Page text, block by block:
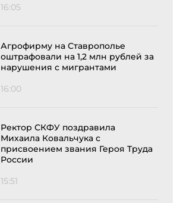
16:05
Агрофирму на Ставрополье
оштрафовали на 1,2 млн рублей за
нарушения с мигрантами
16:00
Ректор СКФУ поздравила
Михаила Ковальчука с
присвоением звания Героя Труда
России
15:51